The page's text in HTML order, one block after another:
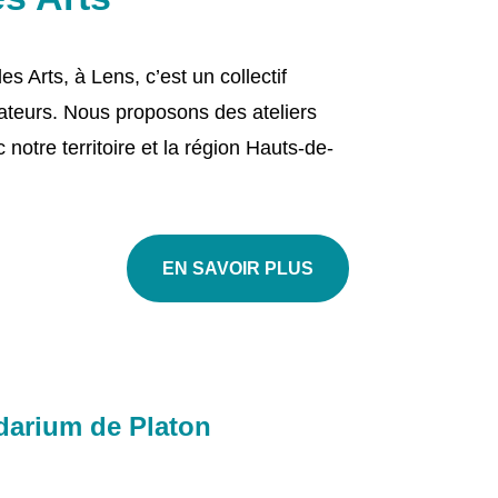
Arts, à Lens, c’est un collectif
Nous proposons des ateliers
notre territoire et la région Hauts-de-
EN SAVOIR PLUS
de Platon